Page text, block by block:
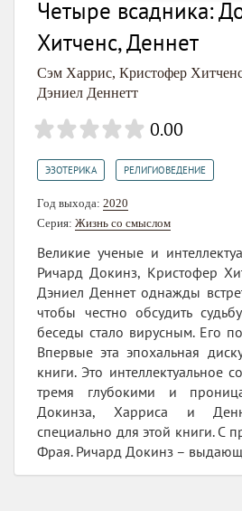
Четыре всадника:
Хитченс, Деннет
Сэм Харрис, Кристофер
Дэниел Деннетт
0.00
ЭЗОТЕРИКА РЕЛИГИОВЕДЕНИЕ
Год выхода: 2020
Серия: Жизнь со смыслом
Великие ученые и
Ричард Докинз, Кристофер
Дэниел Деннет однажды
чтобы честно обсудить
беседы стало вирусным. Его
Впервые эта эпохальная
книги. Это интеллектуальное
тремя глубокими и
Докинза, Харриса и
специально для этой книги. С
Фрая. Ричард Докинз –